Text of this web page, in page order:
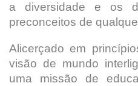
a diversidade e os
preconceitos de
Alicerçado em
visão de mundo
uma missão de